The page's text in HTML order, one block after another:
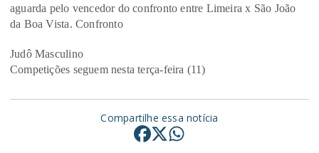
aguarda pelo vencedor do confronto entre Limeira x São João
da Boa Vista. Confronto
Judô Masculino
Competições seguem nesta terça-feira (11)
Compartilhe essa notícia